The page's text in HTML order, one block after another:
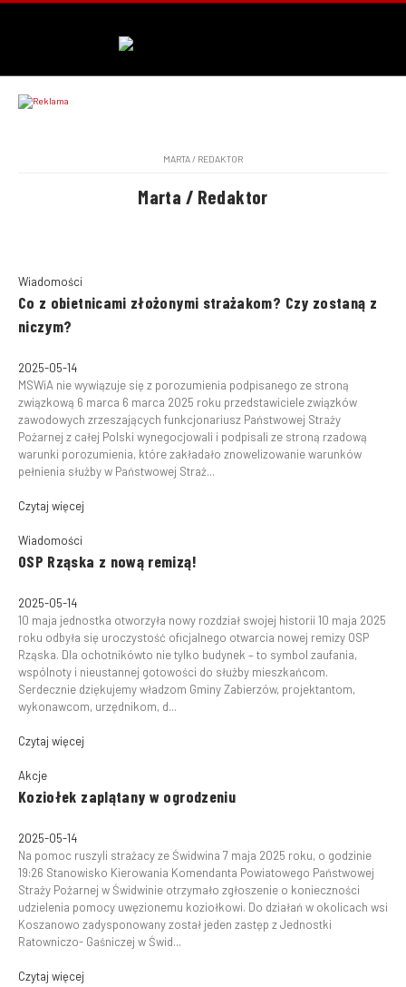
MARTA / REDAKTOR
Marta / Redaktor
Wiadomości
Co z obietnicami złożonymi strażakom? Czy zostaną z
niczym?
2025-05-14
MSWiA nie wywiązuje się z porozumienia podpisanego ze stroną
związkową 6 marca 6 marca 2025 roku przedstawiciele związków
zawodowych zrzeszających funkcjonariusz Państwowej Straży
Pożarnej z całej Polski wynegocjowali i podpisali ze stroną rzadową
warunki porozumienia, które zakładało znowelizowanie warunków
pełnienia służby w Państwowej Straż...
Czytaj więcej
Wiadomości
OSP Rząska z nową remizą!
2025-05-14
10 maja jednostka otworzyła nowy rozdział swojej historii 10 maja 2025
roku odbyła się uroczystość oficjalnego otwarcia nowej remizy OSP
Rząska. Dla ochotnikówto nie tylko budynek – to symbol zaufania,
wspólnoty i nieustannej gotowości do służby mieszkańcom.
Serdecznie dziękujemy władzom Gminy Zabierzów, projektantom,
wykonawcom, urzędnikom, d...
Czytaj więcej
Akcje
Koziołek zaplątany w ogrodzeniu
2025-05-14
Na pomoc ruszyli strażacy ze Świdwina 7 maja 2025 roku, o godzinie
19:26 Stanowisko Kierowania Komendanta Powiatowego Państwowej
Straży Pożarnej w Świdwinie otrzymało zgłoszenie o konieczności
udzielenia pomocy uwęzionemu koziołkowi. Do działań w okolicach wsi
Koszanowo zadysponowany został jeden zastęp z Jednostki
Ratowniczo- Gaśniczej w Świd...
Czytaj więcej